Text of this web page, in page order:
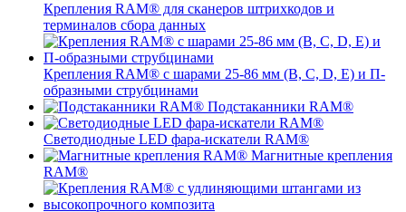
Крепления RAM® для сканеров штрихкодов и
терминалов сбора данных
Крепления RAM® с шарами 25-86 мм (B, C, D, E) и П-
образными струбцинами
Подстаканники RAM®
Светодиодные LED фара-искатели RAM®
Магнитные крепления
RAM®